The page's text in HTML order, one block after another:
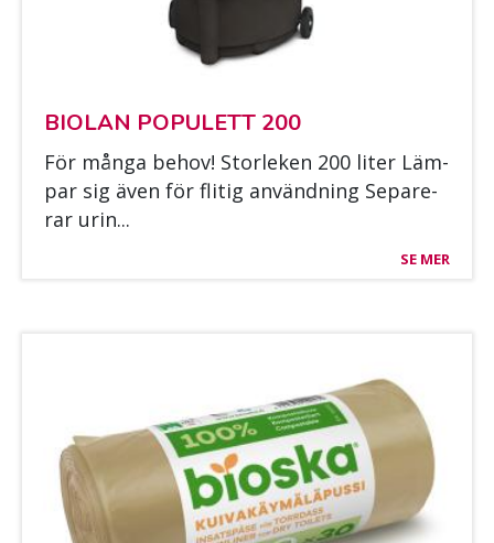
BIO­LAN PO­PU­LETT 200
För mån­ga be­hov! Stor­le­ken 200 li­ter Läm­
par sig även för fli­tig an­vänd­ning Se­pa­re­
rar urin...
SE MER